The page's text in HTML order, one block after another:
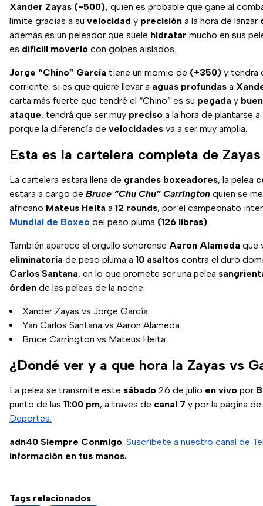
Xander Zayas (-500), quien es probable que gane al
límite gracias a su velocidad y precisión a la hora de lanzar
además es un peleador que suele hidratar mucho en sus
es difícill moverlo con golpes aislados.
Jorge “Chino” García tiene un momio de (+350) y tendra
corriente, si es que quiere llevar a aguas profundas a
carta más fuerte que tendré el “Chino” es su pegada y
ataque, tendrá que ser muy preciso a la hora de plantarse
porque la diferencía de velocidades va a ser muy amplia.
Esta es la cartelera completa de
La cartelera estara llena de grandes boxeadores, la pelea
estara a cargo de Bruce “Chu Chu” Carrington quien se
africano Mateus Heita a 12 rounds, por el campeonato
Mundial de Boxeo del peso pluma (126 libras).
También aparece el orgullo sonorense Aaron Alameda que
eliminatoría de peso pluma a 10 asaltos contra el duro
Carlos Santana, en lo que promete ser una pelea
órden de las peleas de la noche:
Xander Zayas vs Jorge García
Yan Carlos Santana vs Aaron Alameda
Bruce Carrington vs Mateus Heita
¿Dondé ver y a que hora la Zayas vs
La pelea se transmite este sábado 26 de julio en vivo por
punto de las 11:00 pm, a traves de canal 7 y por la página de
Deportes.
adn40 Siempre Conmigo. Suscríbete a nuestro canal de
información en tus manos.
Tags relacionados